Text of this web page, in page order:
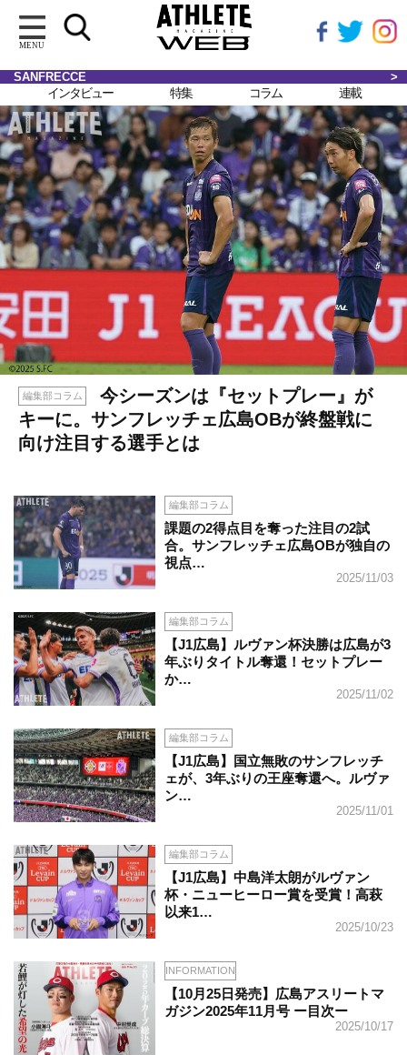
MENU
SANFRECCE
インタビュー 特集 コラム 連載
編集部コラム
今シーズンは『セットプレー』が
キーに。サンフレッチェ広島OBが終盤戦に
向け注目する選手とは
編集部コラム
課題の2得点目を奪った注目の2試
合。サンフレッチェ広島OBが独自の
視点…
2025/11/03
編集部コラム
【J1広島】ルヴァン杯決勝は広島が3
年ぶりタイトル奪還！セットプレー
か…
2025/11/02
編集部コラム
【J1広島】国立無敗のサンフレッチ
ェが、3年ぶりの王座奪還へ。ルヴァ
ン…
2025/11/01
編集部コラム
【J1広島】中島洋太朗がルヴァン
杯・ニューヒーロー賞を受賞！高萩
以来1…
2025/10/23
INFORMATION
【10月25日発売】広島アスリートマ
ガジン2025年11月号 ー目次ー
2025/10/17